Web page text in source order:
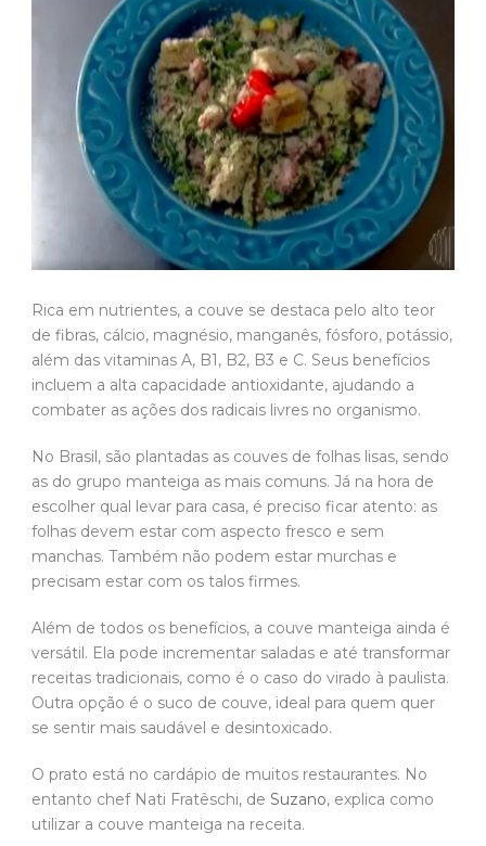
Rica em nutrientes, a couve se destaca pelo alto teor
de fibras, cálcio, magnésio, manganês, fósforo, potássio,
além das vitaminas A, B1, B2, B3 e C. Seus benefícios
incluem a alta capacidade antioxidante, ajudando a
combater as ações dos radicais livres no organismo.
No Brasil, são plantadas as couves de folhas lisas, sendo
as do grupo manteiga as mais comuns. Já na hora de
escolher qual levar para casa, é preciso ficar atento: as
folhas devem estar com aspecto fresco e sem
manchas. Também não podem estar murchas e
precisam estar com os talos firmes.
Além de todos os benefícios, a couve manteiga ainda é
versátil. Ela pode incrementar saladas e até transformar
receitas tradicionais, como é o caso do virado à paulista.
Outra opção é o suco de couve, ideal para quem quer
se sentir mais saudável e desintoxicado.
O prato está no cardápio de muitos restaurantes. No
entanto chef Nati Fratêschi, de Suzano, explica como
utilizar a couve manteiga na receita.